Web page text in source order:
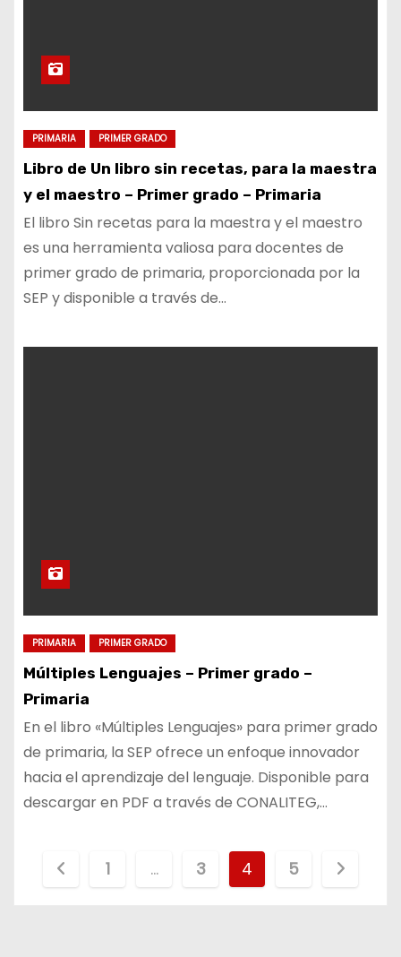
PRIMARIA PRIMER GRADO
Libro de Un libro sin recetas, para la maestra
y el maestro – Primer grado – Primaria
El libro Sin recetas para la maestra y el maestro
es una herramienta valiosa para docentes de
primer grado de primaria, proporcionada por la
SEP y disponible a través de…
PRIMARIA PRIMER GRADO
Múltiples Lenguajes – Primer grado –
Primaria
En el libro «Múltiples Lenguajes» para primer grado
de primaria, la SEP ofrece un enfoque innovador
hacia el aprendizaje del lenguaje. Disponible para
descargar en PDF a través de CONALITEG,…
1 … 3 4 5